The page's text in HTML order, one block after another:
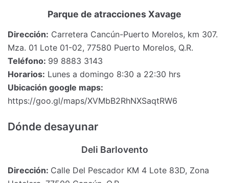
Parque de atracciones Xavage
Dirección: Carretera Cancún-Puerto Morelos, km 307.
Mza. 01 Lote 01-02, 77580 Puerto Morelos, Q.R.
Teléfono: 99 8883 3143
Horarios: Lunes a domingo 8:30 a 22:30 hrs
Ubicación google maps:
https://goo.gl/maps/XVMbB2RhNXSaqtRW6
Dónde desayunar
Deli Barlovento
Dirección: Calle Del Pescador KM 4 Lote 83D, Zona